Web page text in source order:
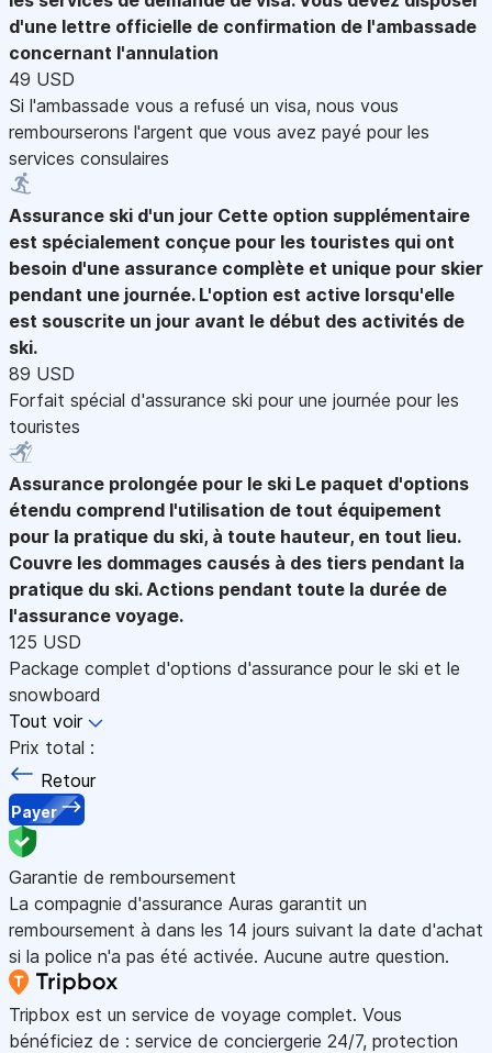
d'une lettre officielle de confirmation de l'ambassade
concernant l'annulation
49 USD
Si l'ambassade vous a refusé un visa, nous vous
rembourserons l'argent que vous avez payé pour les
services consulaires
Assurance ski d'un jour Cette option supplémentaire
est spécialement conçue pour les touristes qui ont
besoin d'une assurance complète et unique pour skier
pendant une journée. L'option est active lorsqu'elle
est souscrite un jour avant le début des activités de
ski.
89 USD
Forfait spécial d'assurance ski pour une journée pour les
touristes
Assurance prolongée pour le ski Le paquet d'options
étendu comprend l'utilisation de tout équipement
pour la pratique du ski, à toute hauteur, en tout lieu.
Couvre les dommages causés à des tiers pendant la
pratique du ski. Actions pendant toute la durée de
l'assurance voyage.
125 USD
Package complet d'options d'assurance pour le ski et le
snowboard
Tout voir
Prix total :
Retour
Payer
Garantie de remboursement
La compagnie d'assurance Auras garantit un
remboursement à dans les 14 jours suivant la date d'achat
si la police n'a pas été activée. Aucune autre question.
Tripbox est un service de voyage complet. Vous
bénéficiez de : service de conciergerie 24/7, protection